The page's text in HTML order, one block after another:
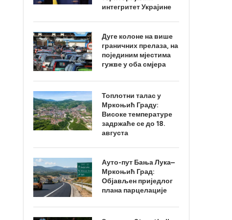
интегритет Украјине
Дуге колоне на више
граничних прелаза, на
појединим мјестима
гужве у оба смјера
Топлотни талас у
Мркоњић Граду:
Високе температуре
задржаће се до 18.
августа
Ауто-пут Бања Лука–
Мркоњић Град:
Објављен приједлог
плана парцелације